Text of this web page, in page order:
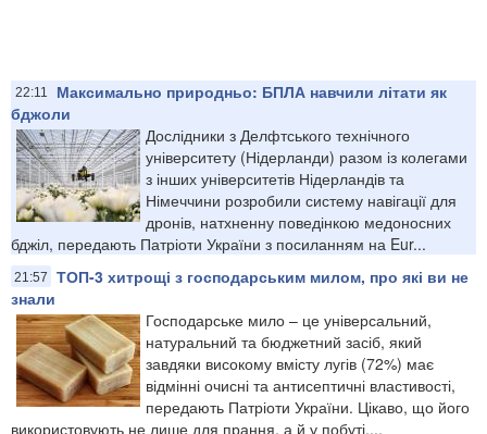
22:11
Максимально природньо: БПЛА навчили літати як
бджоли
Дослідники з Делфтського технічного
університету (Нідерланди) разом із колегами
з інших університетів Нідерландів та
Німеччини розробили систему навігації для
дронів, натхненну поведінкою медоносних
бджіл, передають Патріоти України з посиланням на Eur...
21:57
ТОП-3 хитрощі з господарським милом, про які ви не
знали
Господарське мило – це універсальний,
натуральний та бюджетний засіб, який
завдяки високому вмісту лугів (72%) має
відмінні очисні та антисептичні властивості,
передають Патріоти України. Цікаво, що його
використовують не лише для прання, а й у побуті,...